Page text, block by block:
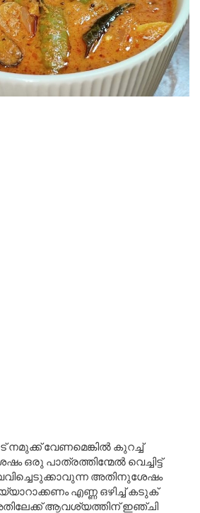
നമുക്ക് വേണമെങ്കിൽ കുറച്ച്
ഒരു പാത്രത്തിന്മേൽ വെച്ചിട്ട്
അതിനുശേഷം
എണ്ണ ഒഴിച്ച് കടുക്
ആവശ്യത്തിന് ഇഞ്ചി